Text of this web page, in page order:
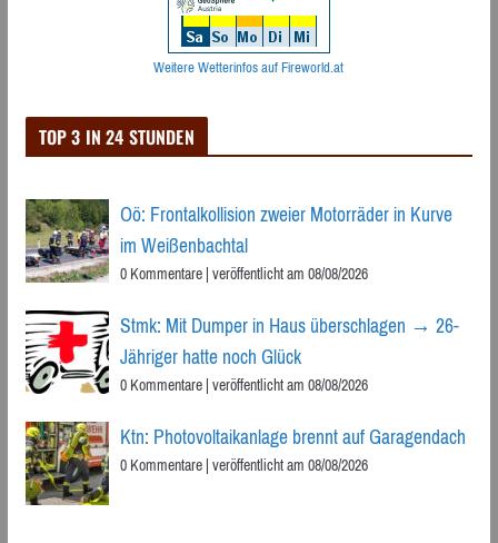
Weitere Wetterinfos auf Fireworld.at
TOP 3 IN 24 STUNDEN
Oö: Frontalkollision zweier Motorräder in Kurve
im Weißenbachtal
0 Kommentare|veröffentlicht am 08/08/2026
Stmk: Mit Dumper in Haus überschlagen → 26-
Jähriger hatte noch Glück
0 Kommentare|veröffentlicht am 08/08/2026
Ktn: Photovoltaikanlage brennt auf Garagendach
0 Kommentare|veröffentlicht am 08/08/2026